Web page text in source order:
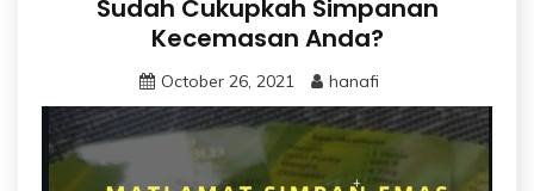
Sudah Cukupkah Simpanan
Kecemasan Anda?
October 26, 2021 hanafi